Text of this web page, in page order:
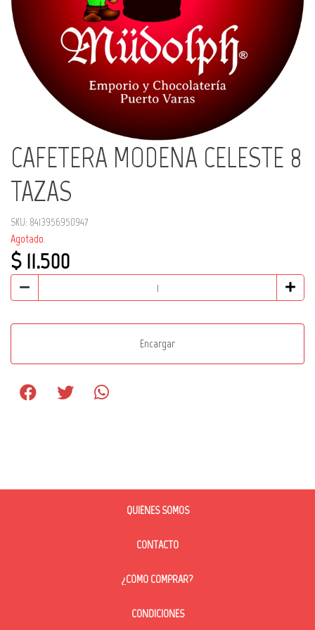
CAFETERA MODENA CELESTE 8
TAZAS
SKU: 8413956950947
Agotado.
$ 11.500
Encargar
QUIÉNES SOMOS
CONTACTO
¿CÓMO COMPRAR?
CONDICIONES